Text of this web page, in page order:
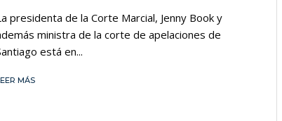
presidenta de la Corte Marcial, Jenny Book y
ministra de la corte de apelaciones de
está en...
MÁS